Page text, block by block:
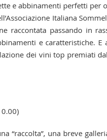
e abbinamenti perfetti per
Italiana
raccontata passando in
e
dei vini top premiati
“raccolta”, una breve